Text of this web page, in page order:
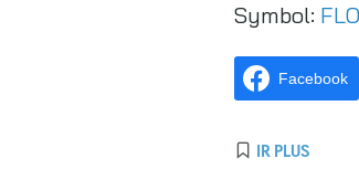
Symbol:
Facebook
IR PLUS